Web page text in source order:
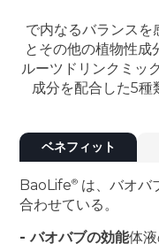
で内なるバランスを
とその他の植物性成
ルーツドリンクミッ
成分を配合した5種
ベネフィット
BaoLife
は、バオバ
合わせている。
- バオバブの効能体